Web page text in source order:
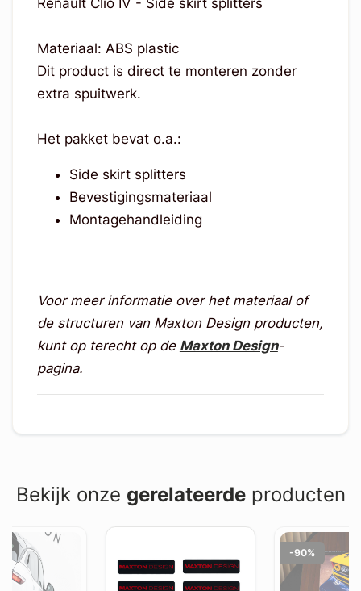
Renault Clio IV - Side skirt splitters
Materiaal: ABS plastic
Dit product is direct te monteren zonder
extra spuitwerk.
Het pakket bevat o.a.:
Side skirt splitters
Bevestigingsmateriaal
Montagehandleiding
Voor meer informatie over het materiaal of
de structuren van Maxton Design producten,
kunt op terecht op de Maxton Design-
pagina.
Bekijk onze gerelateerdeproducten
-90%